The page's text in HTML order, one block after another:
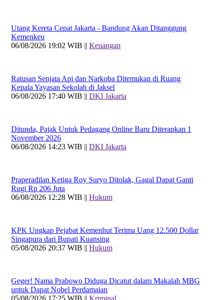
Utang Kereta Cepat Jakarta - Bandung Akan Ditanggung
Kemenkeu
06/08/2026 19:02 WIB || Keuangan
Ratusan Senjata Api dan Narkoba Ditemukan di Ruang
Kepala Yayasan Sekolah di Jaksel
06/08/2026 17:40 WIB || DKI Jakarta
Ditunda, Pajak Untuk Pedagang Online Baru Diterapkan 1
November 2026
06/08/2026 14:23 WIB || DKI Jakarta
Praperadilan Ketiga Roy Suryo Ditolak, Gagal Dapat Ganti
Rugi Rp 206 Juta
06/08/2026 12:28 WIB || Hukum
KPK Ungkap Pejabat Kemenhut Terima Uang 12.500 Dollar
Singapura dari Bupati Kuansing
05/08/2026 20:37 WIB || Hukum
Geger! Nama Prabowo Diduga Dicatut dalam Makalah MBG
untuk Dapat Nobel Perdamaian